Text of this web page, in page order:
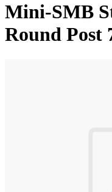
Mini-SMB
Round Post